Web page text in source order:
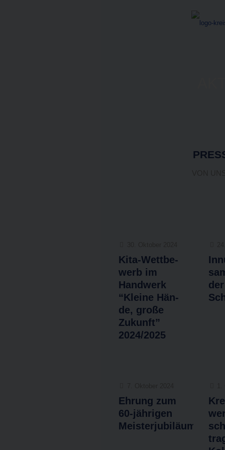
Kita-Wet­t­­be­­
werb im
Hand­werk
“Klei­ne Hän­
de, gro­ße
Zukunft”
2024/2025
der
Ehrung zum
60-jäh­ri­­gen
Meisterjubiläum